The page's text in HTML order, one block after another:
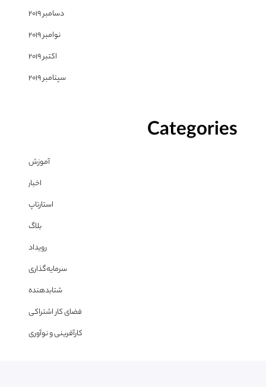
دسامبر 2019
نوامبر 2019
اکتبر 2019
سپتامبر 2019
Categories
آموزش
اخبار
استارتاپ
بلاگ
رویداد
سرمایه‌گذاری
شتابدهنده
فضای کار اشتراکی
کارآفرینی و نوآوری